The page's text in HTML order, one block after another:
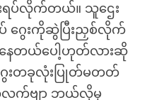
းရပ်လိုက်တယ်။ သူဌေး
ပ် ဂွေးကိုဆွဲပြီးညှစ်လိုက်
နေတယ်ပေါ့ဟုတ်လားဆို
ေးတခုလုံးပြုတ်မတတ်
လက်ဗျာ ဘယ်လိုမှ